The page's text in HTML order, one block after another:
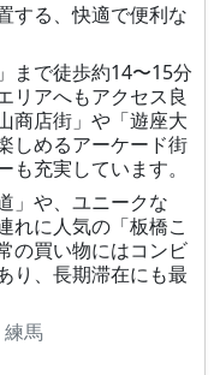
する、快適で便利な
まで徒歩約14〜15分
リアへもアクセス良
商店街」や「遊座大
しめるアーケード街
充実しています。
」や、ユニークな
れに人気の「板橋こ
の買い物にはコンビ
り、長期滞在にも最
馬